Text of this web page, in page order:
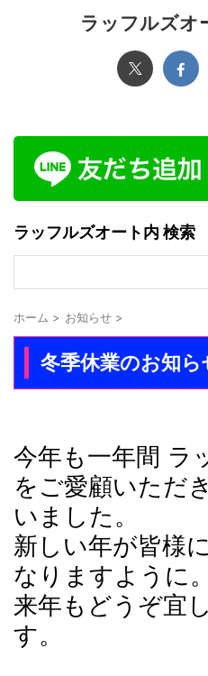
ラッフルズオ
ラッフルズオート内 検索
ホーム > お知らせ >
冬季休業のお知ら
今年も一年間 ラ
をご愛顧いただ
いました。
新しい年が皆様
なりますように。
来年もどうぞ宜
す。